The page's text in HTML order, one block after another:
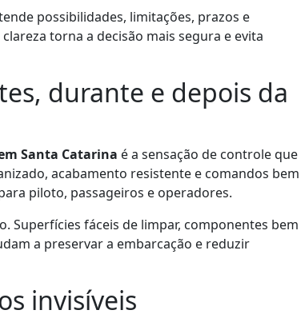
possibilidades, limitações, prazos e
torna a decisão mais segura e evita
durante e depois da
Santa Catarina é a sensação de controle que
acabamento resistente e comandos bem
piloto, passageiros e operadores.
Superfícies fáceis de limpar, componentes bem
a preservar a embarcação e reduzir
invisíveis